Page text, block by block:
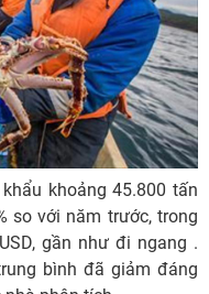
khoảng 45.800 tấn
so với năm trước, trong
gần như đi ngang .
bình đã giảm đáng